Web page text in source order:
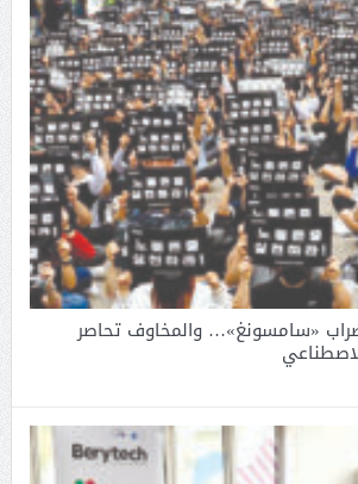
«سامسونغ»… والمخاوف تحاصر